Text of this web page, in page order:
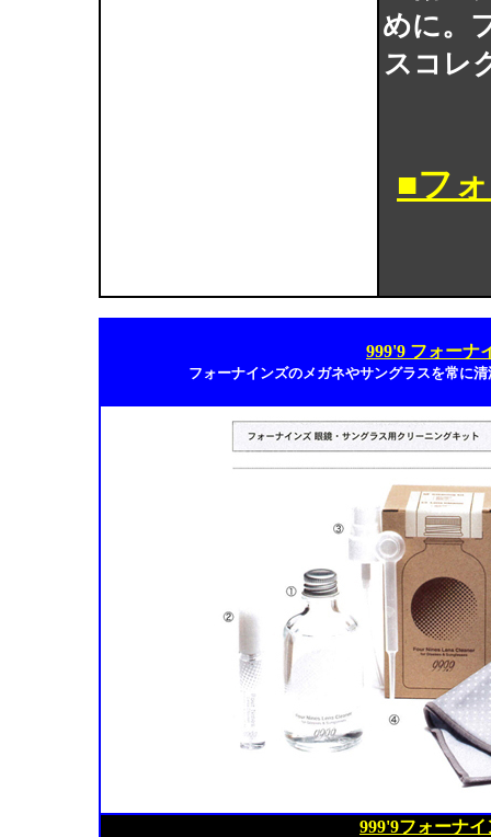
めに。
スコレ
■フ
999'9 フォーナ
フォーナインズのメガネやサングラスを常に
999'9フォーナ